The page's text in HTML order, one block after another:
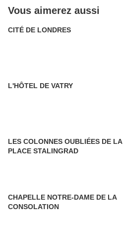
Vous aimerez aussi
CITÉ DE LONDRES
L'HÔTEL DE VATRY
LES COLONNES OUBLIÉES DE LA
PLACE STALINGRAD
CHAPELLE NOTRE-DAME DE LA
CONSOLATION